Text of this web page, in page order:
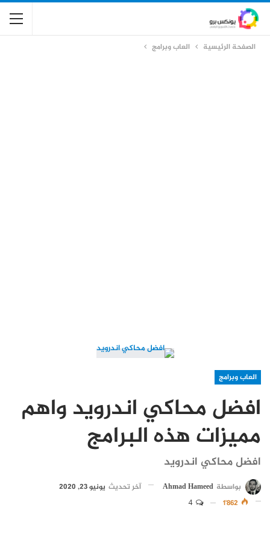
الصفحة الرئيسية العاب وبرامج
العاب وبرامج
افضل محاكي اندرويد واهم
مميزات هذه البرامج
افضل محاكي اندرويد
بواسطة Ahmad Hameed آخر تحديث يونيو 23, 2020
4